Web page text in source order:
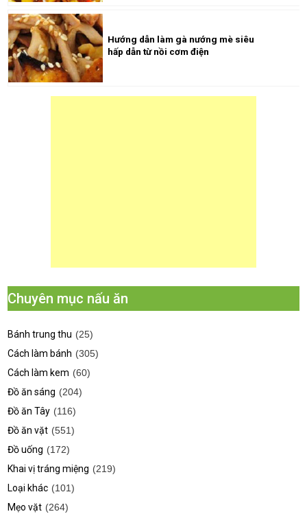
Hướng dẫn làm gà nướng mè siêu
hấp dẫn từ nồi cơm điện
Chuyên mục nấu ăn
Bánh trung thu (25)
Cách làm bánh (305)
Cách làm kem (60)
Đồ ăn sáng (204)
Đồ ăn Tây (116)
Đồ ăn vặt (551)
Đồ uống (172)
Khai vị tráng miệng (219)
Loại khác (101)
Mẹo vặt (264)